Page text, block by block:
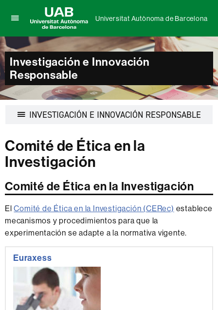
aquí
para
desplegar
el
menú
de
Universitat
de
Universitat
Autònoma
de
Barcelona
Universitat Autònoma de Barcelona
Investigación e Innovación
Responsable
INVESTIGACIÓN E INNOVACIÓN RESPONSABLE
Comité de Ética en la
Investigación
Comité de Ética en la Investigación
ElComité de Ética en la Investigación (CERec) establece
mecanismos y procedimientos para que la
experimentación se adapte a la normativa vigente.
Información
complementaria
Euraxess